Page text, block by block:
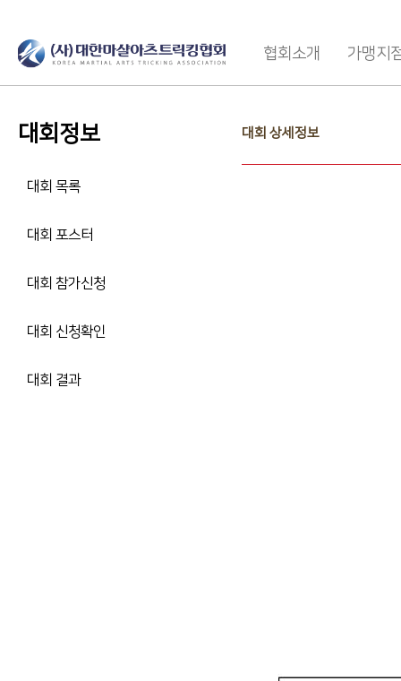
협회소개 가맹지
대회정보
대회 목록
대회 포스터
대회 참가신청
대회 신청확인
대회 결과
대회 상세정보